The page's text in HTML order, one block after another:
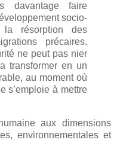
davantage faire
socio-
la résorption des
précaires.
ne peut pas nier
transformer en un
au moment où
s’emploie à mettre
aux dimensions
environnementales et